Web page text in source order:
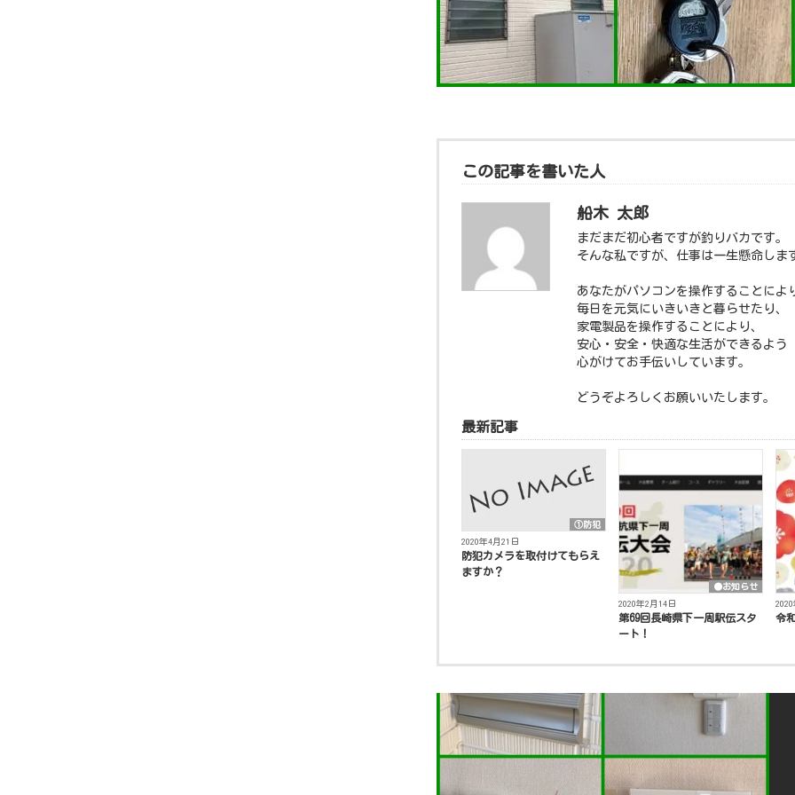
この記事を書いた人
船木 太郎
まだまだ初心者ですが釣りバカです。
そんな私ですが、仕事は一生懸命しま
あなたがパソコンを操作することによ
毎日を元気にいきいきと暮らせたり、
家電製品を操作することにより、
安心・安全・快適な生活ができるよう
心がけてお手伝いしています。
どうぞよろしくお願いいたします。
最新記事
①防犯
2020年4月21日
防犯カメラを取付けてもらえ
ますか？
●お知らせ
2020年2月14日
第69回長崎県下一周駅伝スタ
ート！
令